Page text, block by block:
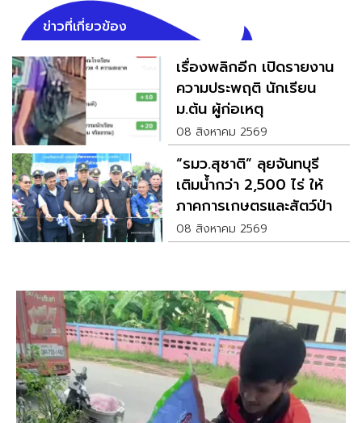
ข่าวที่เกี่ยวข้อง
เรื่องพลิกอีก เปิดรายงาน
ความประพฤติ นักเรียน
ม.ต้น ผู้ก่อเหตุ
08 สิงหาคม 2569
“รมว.สุชาติ” ลุยจันทบุรี
เติมน้ำกว่า 2,500 ไร่ ให้
ภาคการเกษตรและสัตว์ป่า
08 สิงหาคม 2569